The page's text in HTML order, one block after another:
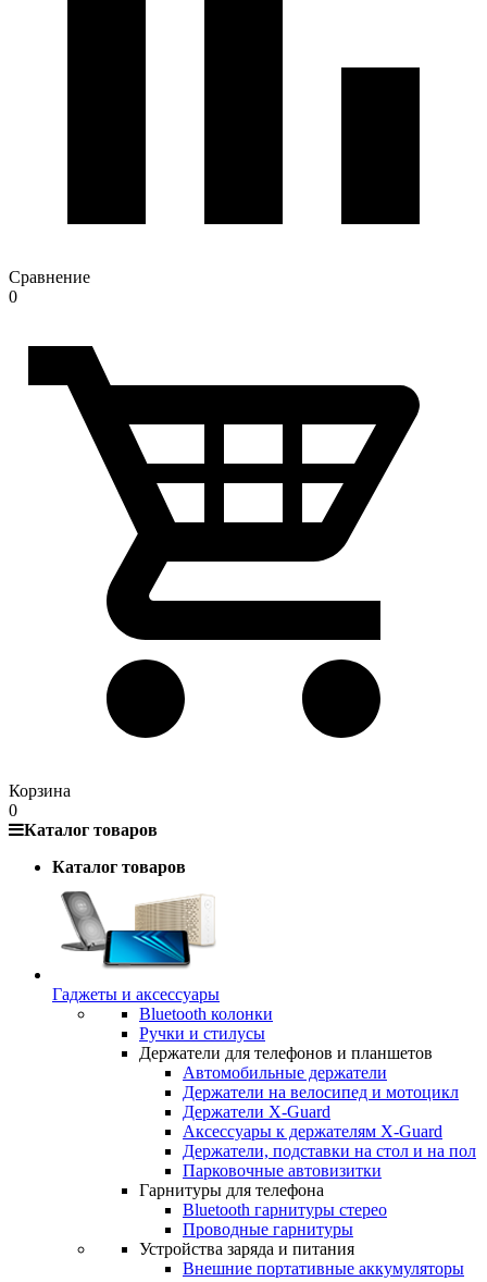
Сравнение
0
Корзина
0
Каталог товаров
Каталог товаров
Гаджеты и аксессуары
Bluetooth колонки
Ручки и стилусы
Держатели для телефонов и планшетов
Автомобильные держатели
Держатели на велосипед и мотоцикл
Держатели X-Guard
Аксессуары к держателям X-Guard
Держатели, подставки на стол и на пол
Парковочные автовизитки
Гарнитуры для телефона
Bluetooth гарнитуры стерео
Проводные гарнитуры
Устройства заряда и питания
Внешние портативные аккумуляторы